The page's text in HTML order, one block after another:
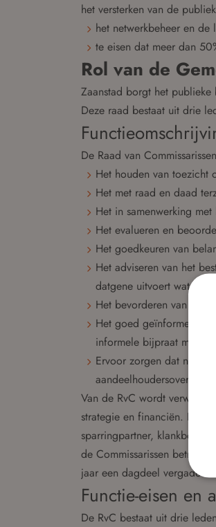
het versterken van de
het netwerkbeheer en
te eisen dat meer dan
Rol van de
Zaanstad borgt het publieke
Deze raad bestaat uit drie
De Raad van
Het houden van toezicht
Het met raad en daad
Het in samenwerking
Het evalueren en
Het goedkeuren van
Het adviseren van het
datgene uitvoert wat
Het bevorderen van een
Het goed geïnformeerd
informele bijpraat
Ervoor zorgen dat
Van de RvC wordt
strategie en financiën.
sparringpartner, klankbord
de Commissarissen
jaar een dagdeel
Functie-eisen en
De RvC bestaat uit drie